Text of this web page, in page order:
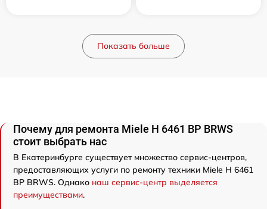
Показать больше
Почему для ремонта Miele H 6461 BP BRWS
стоит выбрать нас
В Екатеринбурге существует множество сервис-центров,
предоставляющих услуги по ремонту техники Miele H 6461
BP BRWS. Однако наш сервис-центр выделяется
преимуществами.